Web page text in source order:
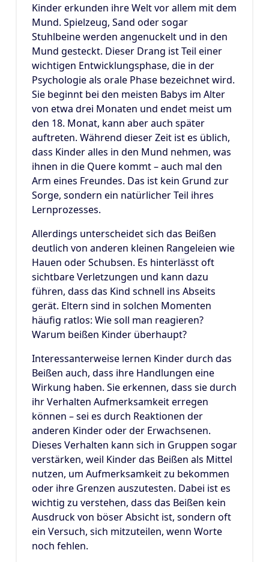
Kinder erkunden ihre Welt vor allem mit dem
Mund. Spielzeug, Sand oder sogar
Stuhlbeine werden angenuckelt und in den
Mund gesteckt. Dieser Drang ist Teil einer
wichtigen Entwicklungsphase, die in der
Psychologie als orale Phase bezeichnet wird.
Sie beginnt bei den meisten Babys im Alter
von etwa drei Monaten und endet meist um
den 18. Monat, kann aber auch später
auftreten. Während dieser Zeit ist es üblich,
dass Kinder alles in den Mund nehmen, was
ihnen in die Quere kommt – auch mal den
Arm eines Freundes. Das ist kein Grund zur
Sorge, sondern ein natürlicher Teil ihres
Lernprozesses.
Allerdings unterscheidet sich das Beißen
deutlich von anderen kleinen Rangeleien wie
Hauen oder Schubsen. Es hinterlässt oft
sichtbare Verletzungen und kann dazu
führen, dass das Kind schnell ins Abseits
gerät. Eltern sind in solchen Momenten
häufig ratlos: Wie soll man reagieren?
Warum beißen Kinder überhaupt?
Interessanterweise lernen Kinder durch das
Beißen auch, dass ihre Handlungen eine
Wirkung haben. Sie erkennen, dass sie durch
ihr Verhalten Aufmerksamkeit erregen
können – sei es durch Reaktionen der
anderen Kinder oder der Erwachsenen.
Dieses Verhalten kann sich in Gruppen sogar
verstärken, weil Kinder das Beißen als Mittel
nutzen, um Aufmerksamkeit zu bekommen
oder ihre Grenzen auszutesten. Dabei ist es
wichtig zu verstehen, dass das Beißen kein
Ausdruck von böser Absicht ist, sondern oft
ein Versuch, sich mitzuteilen, wenn Worte
noch fehlen.